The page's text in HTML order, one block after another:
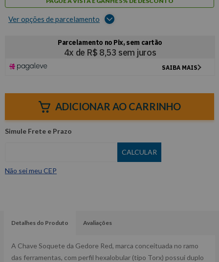
Ver opções de parcelamento
ADICIONAR AO CARRINHO
Não sei meu CEP
Detalhes do Produto Avaliações
A Chave Soquete da Gedore Red, marca conceituada no ramo
das ferramentas, com perfil hexalobular (tipo Torx) possui duplo